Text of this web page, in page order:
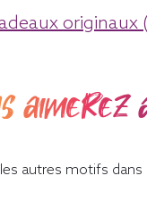
originaux
aimerez
autres motifs